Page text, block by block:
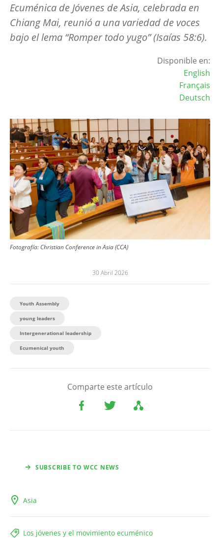
Ecuménica de Jóvenes de Asia, celebrada en
Chiang Mai, reunió a una variedad de voces
bajo el lema “Romper todo yugo” (Isaías 58:6).
Disponible en:
English
Français
Deutsch
Image
Fotografía: Christian Conference in Asia (CCA)
30 Abril 2026
Youth Assembly
young leaders
Intergenerational leadership
Ecumenical youth
Comparte este artículo
SUBSCRIBE TO WCC NEWS
Asia
Los jóvenes y el movimiento ecuménico